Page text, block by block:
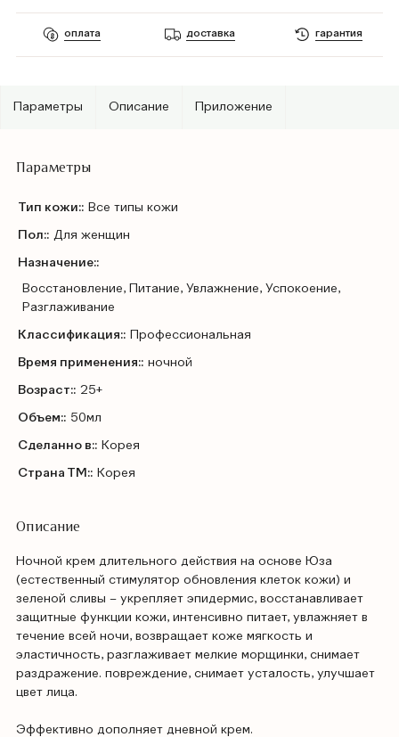
оплата доставка гарантия
Параметры Описание Приложение
Параметры
Тип кожи:: Все типы кожи
Пол:: Для женщин
Назначение::
Восстановление, Питание, Увлажнение, Успокоение,
Разглаживание
Классификация:: Профессиональная
Время применения:: ночной
Возраст:: 25+
Объем:: 50мл
Сделанно в:: Корея
Страна ТМ:: Корея
Описание
Ночной крем длительного действия на основе Юза
(естественный стимулятор обновления клеток кожи) и
зеленой сливы – укрепляет эпидермис, восстанавливает
защитные функции кожи, интенсивно питает, увлажняет в
течение всей ночи, возвращает коже мягкость и
эластичность, разглаживает мелкие морщинки, снимает
раздражение. повреждение, снимает усталость, улучшает
цвет лица.
Эффективно дополняет дневной крем.